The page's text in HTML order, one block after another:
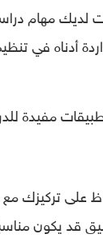
لديك مهام
أدناه في
مفيدة
على تركيزك
قد يكون